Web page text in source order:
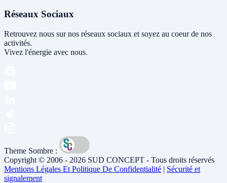
Réseaux Sociaux
Retrouvez nous sur nos réseaux sociaux et soyez au coeur de nos
activités.
Vivez l'énergie avec nous.
Theme Sombre :
Copyright © 2006 - 2026 SUD CONCEPT - Tous droits réservés
Mentions Légales Et Politique De Confidentialité | Sécurité et
signalement